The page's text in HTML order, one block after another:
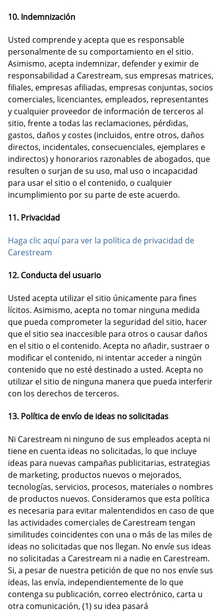
10. Indemnización
Usted comprende y acepta que es responsable
personalmente de su comportamiento en el sitio.
Asimismo, acepta indemnizar, defender y eximir de
responsabilidad a Carestream, sus empresas matrices,
filiales, empresas afiliadas, empresas conjuntas, socios
comerciales, licenciantes, empleados, representantes
y cualquier proveedor de información de terceros al
sitio, frente a todas las reclamaciones, pérdidas,
gastos, daños y costes (incluidos, entre otros, daños
directos, incidentales, consecuenciales, ejemplares e
indirectos) y honorarios razonables de abogados, que
resulten o surjan de su uso, mal uso o incapacidad
para usar el sitio o el contenido, o cualquier
incumplimiento por su parte de este acuerdo.
11. Privacidad
Haga clic aquí para ver la política de privacidad de
Carestream
12. Conducta del usuario
Usted acepta utilizar el sitio únicamente para fines
lícitos. Asimismo, acepta no tomar ninguna medida
que pueda comprometer la seguridad del sitio, hacer
que el sitio sea inaccesible para otros o causar daños
en el sitio o el contenido. Acepta no añadir, sustraer o
modificar el contenido, ni intentar acceder a ningún
contenido que no esté destinado a usted. Acepta no
utilizar el sitio de ninguna manera que pueda interferir
con los derechos de terceros.
13. Política de envío de ideas no solicitadas
Ni Carestream ni ninguno de sus empleados acepta ni
tiene en cuenta ideas no solicitadas, lo que incluye
ideas para nuevas campañas publicitarias, estrategias
de marketing, productos nuevos o mejorados,
tecnologías, servicios, procesos, materiales o nombres
de productos nuevos. Consideramos que esta política
es necesaria para evitar malentendidos en caso de que
las actividades comerciales de Carestream tengan
similitudes coincidentes con una o más de las miles de
ideas no solicitadas que nos llegan. No envíe sus ideas
no solicitadas a Carestream ni a nadie en Carestream.
Si, a pesar de nuestra petición de que no nos envíe sus
ideas, las envía, independientemente de lo que
contenga su publicación, correo electrónico, carta u
otra comunicación, (1) su idea pasará